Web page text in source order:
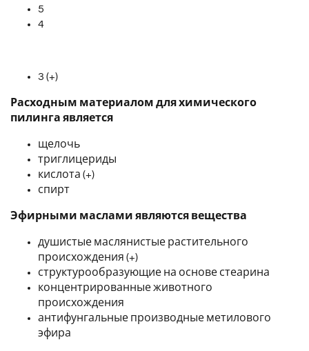
5
4
3 (+)
Расходным материалом для химического
пилинга является
щелочь
триглицериды
кислота (+)
спирт
Эфирными маслами являются вещества
душистые маслянистые растительного
происхождения (+)
структурообразующие на основе стеарина
концентрированные животного
происхождения
антифунгальные производные метилового
эфира